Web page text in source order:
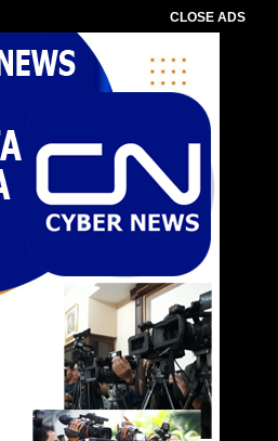
CLOSE ADS